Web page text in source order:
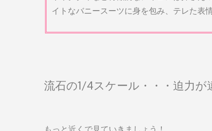
イトなバニースーツに身を包み、テレた表
流石の1/4スケール・・・迫力が
もっと近くで見ていきましょう！